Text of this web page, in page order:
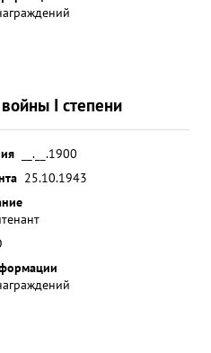
I степени
__.__.1900
25.10.1943